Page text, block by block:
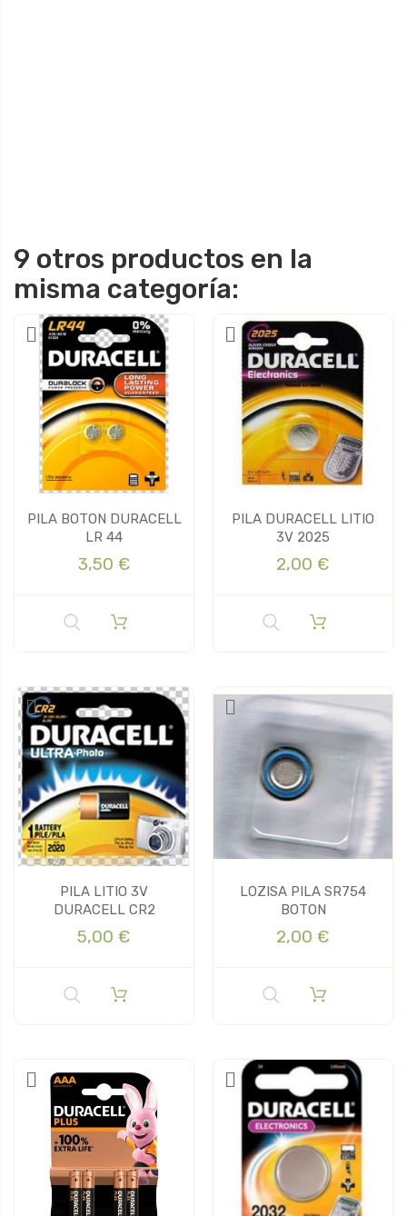
9 otros productos en la
misma categoría:
PILA BOTON DURACELL
LR 44
3,50 €
PILA DURACELL LITIO
3V 2025
2,00 €
PILA LITIO 3V
DURACELL CR2
5,00 €
LOZISA PILA SR754
BOTON
2,00 €